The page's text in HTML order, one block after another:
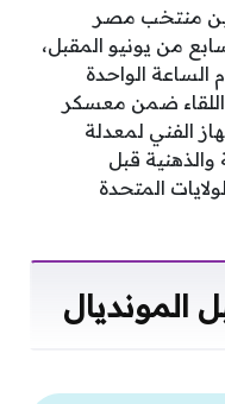
منتخب مصر
من يونيو المقبل،
الواحدة
اللقاء ضمن معسكر
الفني لمعدلة
قبل
المتحدة
المونديال